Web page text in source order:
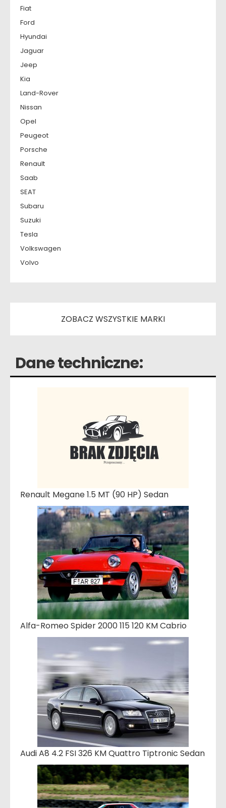
Fiat
Ford
Hyundai
Jaguar
Jeep
Kia
Land-Rover
Nissan
Opel
Peugeot
Porsche
Renault
Saab
SEAT
Subaru
Suzuki
Tesla
Volkswagen
Volvo
ZOBACZ WSZYSTKIE MARKI
Dane techniczne:
Renault Megane 1.5 MT (90 HP) Sedan
Alfa-Romeo Spider 2000 115 120 KM Cabrio
Audi A8 4.2 FSI 326 KM Quattro Tiptronic Sedan